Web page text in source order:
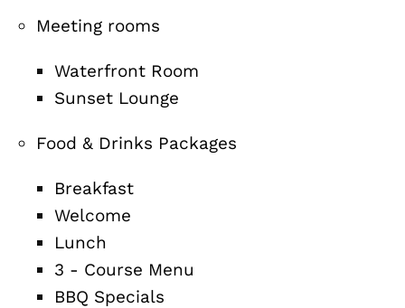
Meeting rooms
Waterfront Room
Sunset Lounge
Food & Drinks Packages
Breakfast
Welcome
Lunch
3 - Course Menu
BBQ Specials